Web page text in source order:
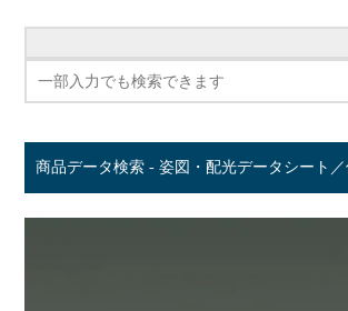
商品データ検索 - 姿図・配光データシート